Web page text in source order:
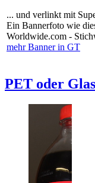
... und verlinkt mit
Ein Bannerfoto wie
Worldwide.com -
mehr Banner in GT
PET oder